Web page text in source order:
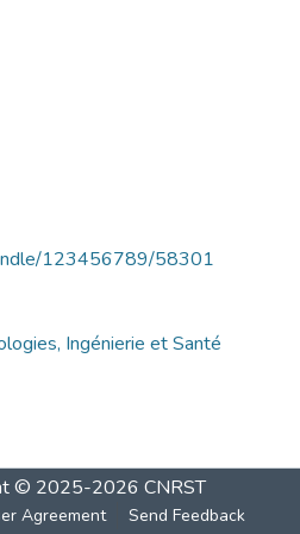
123456789/58301
Ingénierie et Santé
© 2025-2026 CNRST
Agreement Send Feedback